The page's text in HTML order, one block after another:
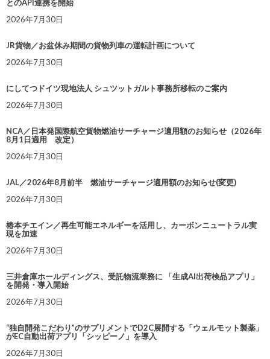
とのAPI連携を開始
2026年7月30日
JR貨物／お盆休み期間の貨物列車の運転計画について
2026年7月30日
にしてつドイツ現地法人 シュツットガルト事務所移転のご案内
2026年7月30日
NCA／日本発国際航空貨物燃油サーチャージ適用額のお知らせ（2026年
8月1日適用 改定）
2026年7月30日
JAL／2026年8月前半 燃油サーチャージ適用額のお知らせ(変更)
2026年7月30日
椿本チエイン／再生可能エネルギーを活用し、カーボンニュートラル実
現を加速
2026年7月30日
三井倉庫ホールディングス、受託物流業務に 「生成AI出荷検品アプリ」
を開発・導入開始
2026年7月30日
“独自開発こだわり”のサプリメントでD2C展開する「ウェルモット製薬」
がEC自動出荷アプリ「シッピーノ」を導入
2026年7月30日